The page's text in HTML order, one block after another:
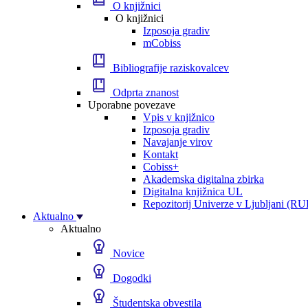
O knjižnici
O knjižnici
Izposoja gradiv
mCobiss
Bibliografije raziskovalcev
Odprta znanost
Uporabne povezave
Vpis v knjižnico
Izposoja gradiv
Navajanje virov
Kontakt
Cobiss+
Akademska digitalna zbirka
Digitalna knjižnica UL
Repozitorij Univerze v Ljubljani
Aktualno
Aktualno
Novice
Dogodki
Študentska obvestila